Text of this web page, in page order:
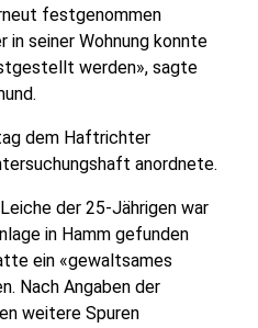
festgenommen
in seiner Wohnung konnte
werden», sagte
dem Haftrichter
anordnete.
der 25-Jährigen war
in Hamm gefunden
ein «gewaltsames
Nach Angaben der
weitere Spuren